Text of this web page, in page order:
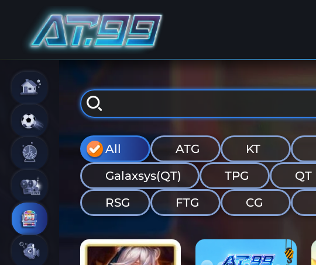
All ATG KT
Galaxsys(QT)
TPG QT
RSG
FTG CG